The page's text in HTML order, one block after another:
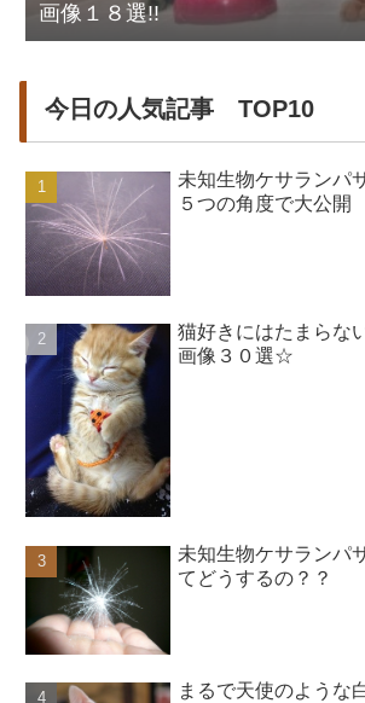
画像１８選!!
今日の人気記事 TOP10
未知生物ケサランパ
５つの角度で大公開
猫好きにはたまらな
画像３０選☆
未知生物ケサランパ
てどうするの？？
まるで天使のような